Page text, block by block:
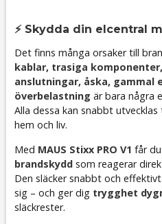
⚡ Skydda din elcentral
Det finns många orsaker till
kablar, trasiga
anslutningar, åska, gammal
överbelastning är bara några
Alla dessa kan snabbt
hem och liv.
Med MAUS Stixx PRO V1 får
brandskydd som reagerar
Den släcker snabbt och
sig – och ger dig trygghet
släckrester.